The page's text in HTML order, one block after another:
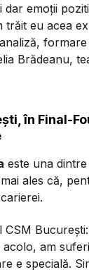
dar emoții
trăit eu acea
Brădeanu,
în Final-
este una
ales că,
CSM București:
am
e specială.